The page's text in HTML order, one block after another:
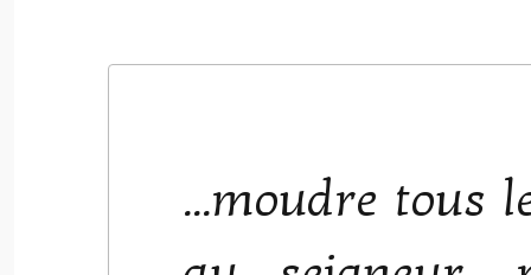
...moudre tous